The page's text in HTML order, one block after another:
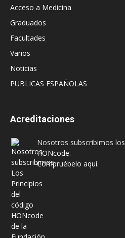
Acceso a Medicina
Graduados
Facultades
Varios
Noticias
PUBLICAS ESPAÑOLAS
Acreditaciones
Nosotros subscribimos los
HONcode.
Compruébelo aquí.